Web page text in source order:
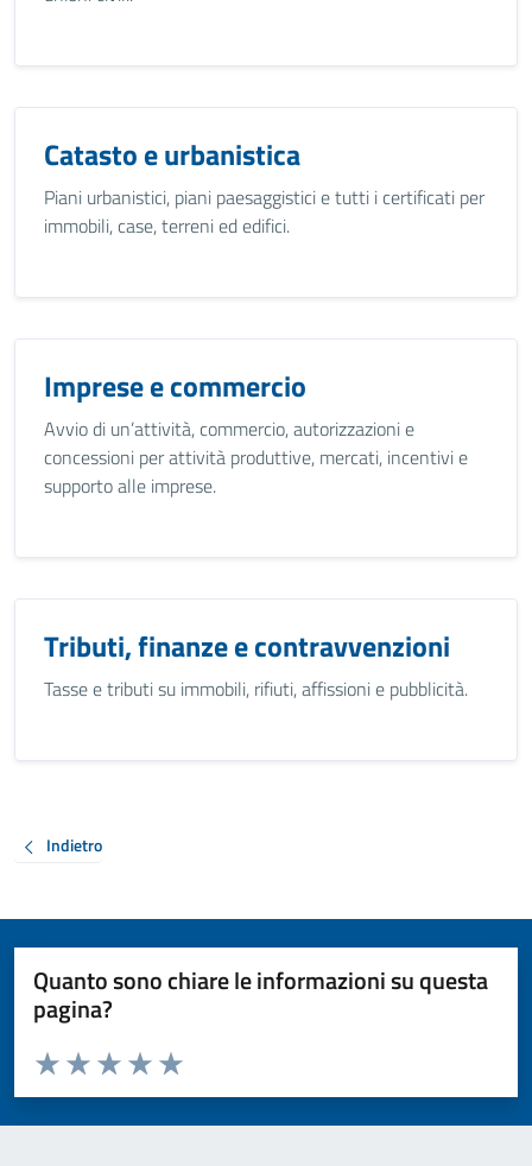
Catasto e urbanistica
Piani urbanistici, piani paesaggistici e tutti i certificati per
immobili, case, terreni ed edifici.
Imprese e commercio
Avvio di un’attività, commercio, autorizzazioni e
concessioni per attività produttive, mercati, incentivi e
supporto alle imprese.
Tributi, finanze e contravvenzioni
Tasse e tributi su immobili, rifiuti, affissioni e pubblicità.
Indietro
Quanto sono chiare le informazioni su questa
pagina?
Valuta da 1 a 5 stelle la pagina
Valuta 5 stelle su 5
Valuta 4 stelle su 5
Valuta 3 stelle su 5
Valuta 2 stelle su 5
Valuta 1 stelle su 5